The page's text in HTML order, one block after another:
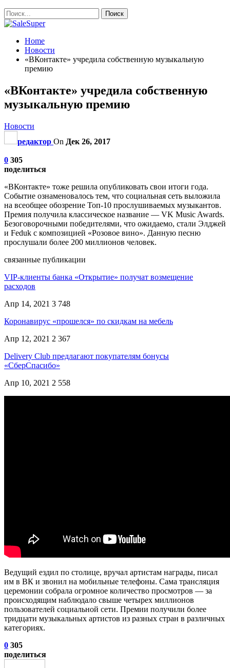
Home
Новости
«ВКонтакте» учредила собственную музыкальную
премию
«ВКонтакте» учредила собственную
музыкальную премию
Новости
редактор On Дек 26, 2017
0 305
поделиться
«ВКонтакте» тоже решила опубликовать свои итоги года.
Событие ознаменовалось тем, что социальная сеть выложила
на всеобщее обозрение Топ-10 прослушиваемых музыкантов.
Премия получила классическое название — VK Music Awards.
Безоговорочными победителями, что ожидаемо, стали Элджей
и Feduk с композицией «Розовое вино». Данную песню
прослушали более 200 миллионов человек.
связанные публикации
VIP-клиенты банка «Открытие» получат возмещение
расходов
Апр 14, 2021 3 748
Коронавирус «прошелся» по скидкам на мебель
Апр 12, 2021 2 367
Delivery Club предлагают покупателям бонусы
«СберСпасибо»
Апр 10, 2021 2 558
Ведущий ездил по столице, вручал артистам награды, писал
им в ВК и звонил на мобильные телефоны. Сама трансляция
церемонии собрала огромное количество просмотров — за
происходящим наблюдало свыше четырех миллионов
пользователей социальной сети. Премии получили более
тридцати музыкальных артистов из разных стран в различных
категориях.
0 305
поделиться